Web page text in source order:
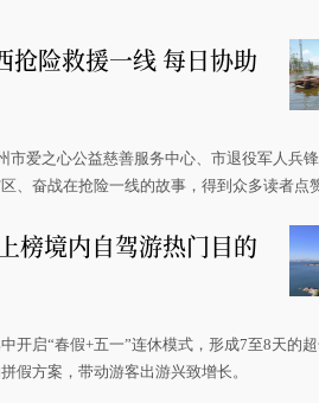
抢险救援一线 每日协助
市爱之心公益慈善服务中心、市退役军人兵
、奋战在抢险一线的故事，得到众多读者点
榜境内自驾游热门目的
开启“春假+五一”连休模式，形成7至8天的
假方案，带动游客出游兴致增长。